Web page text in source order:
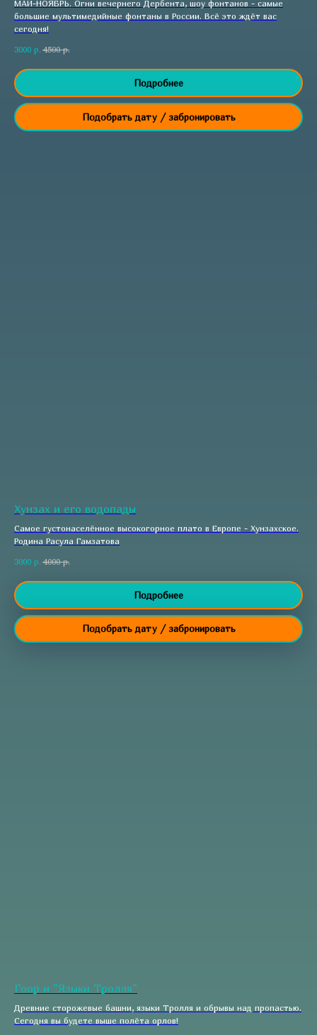
МАЙ-НОЯБРЬ. Огни вечернего Дербента, шоу фонтанов - самые
большие мультимедийные фонтаны в России. Всё это ждёт вас
сегодня!
3000 р. 4500 р.
Подробнее
Подобрать дату / забронировать
Хунзах и его водопады
Самое густонаселённое высокогорное плато в Европе - Хунзахское.
Родина Расула Гамзатова
3000 р. 4000 р.
Подробнее
Подобрать дату / забронировать
Гоор и "Языки Тролля"
Древние сторожевые башни, языки Тролля и обрывы над пропастью.
Сегодня вы будете выше полёта орлов!